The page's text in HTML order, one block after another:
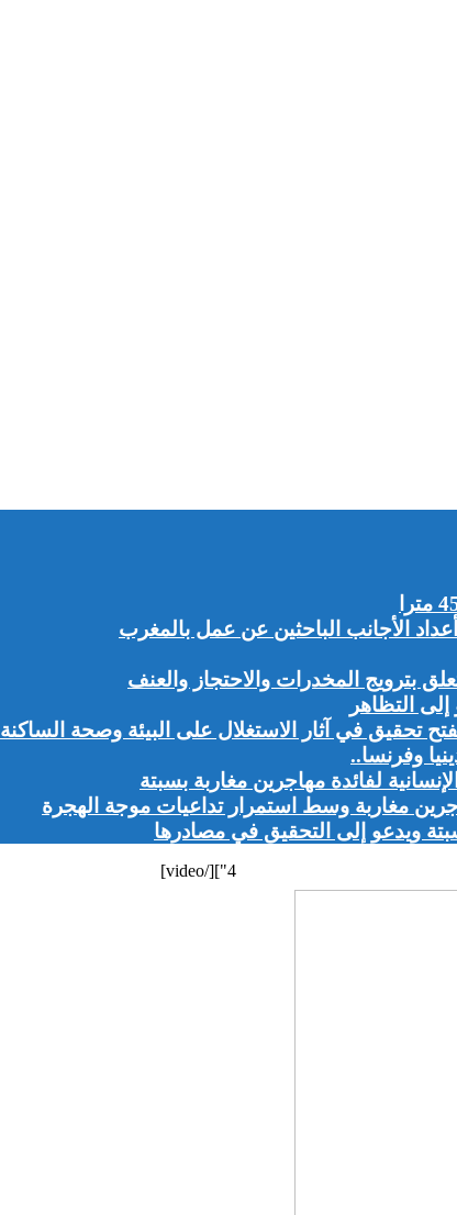
بترويج المخدرات والاحتجاز والعنف
التظاهر
تحقيق في آثار الاستغلال على البيئة وصحة الساكنة
وفرنسا..
لفائدة مهاجرين مغاربة بسبتة
مغاربة وسط استمرار تداعيات موجة الهجرة
ويدعو إلى التحقيق في مصادرها
4"][/video]